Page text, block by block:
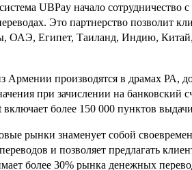
UBPay начало сотрудничество
Это партнерство позволит
ОАЭ, Египет, Таиланд, Индию,
Армении производятся в драмах РА,
при зачислении на
включает более 150 000 пунктов
рынки знаменует собой
и позволяет предлагать
более 30% рынка денежных